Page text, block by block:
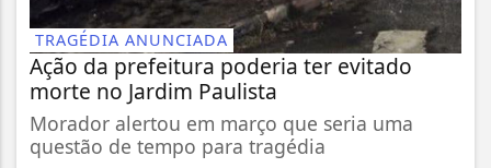
TRAGÉDIA ANUNCIADA
Ação da prefeitura poderia ter evitado
morte no Jardim Paulista
Morador alertou em março que seria uma
questão de tempo para tragédia